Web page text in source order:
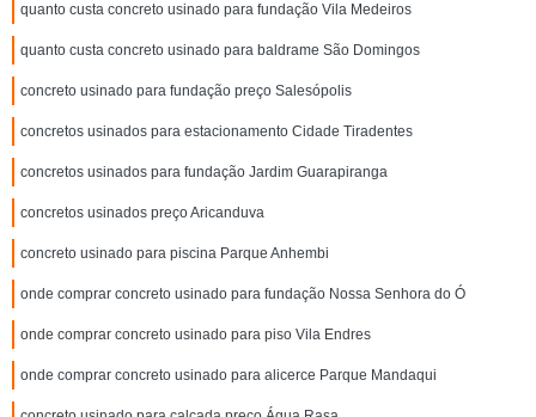
quanto custa concreto usinado para fundação Vila Medeiros
quanto custa concreto usinado para baldrame São Domingos
concreto usinado para fundação preço Salesópolis
concretos usinados para estacionamento Cidade Tiradentes
concretos usinados para fundação Jardim Guarapiranga
concretos usinados preço Aricanduva
concreto usinado para piscina Parque Anhembi
onde comprar concreto usinado para fundação Nossa Senhora do Ó
onde comprar concreto usinado para piso Vila Endres
onde comprar concreto usinado para alicerce Parque Mandaqui